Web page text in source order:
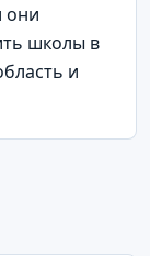
они
школы в
и